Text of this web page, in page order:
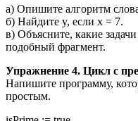
а) Опишите алгоритм
б) Найдите y, если x = 7.
в) Объясните, какие
подобный фрагмент.
Упражнение 4. Цикл с
Напишите программу,
простым.